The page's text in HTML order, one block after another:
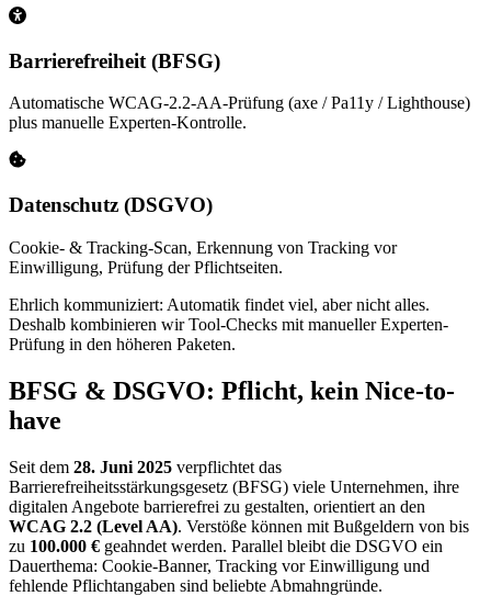
Barrierefreiheit (BFSG)
Automatische WCAG-2.2-AA-Prüfung (axe / Pa11y / Lighthouse)
plus manuelle Experten-Kontrolle.
Datenschutz (DSGVO)
Cookie- & Tracking-Scan, Erkennung von Tracking vor
Einwilligung, Prüfung der Pflichtseiten.
Ehrlich kommuniziert: Automatik findet viel, aber nicht alles.
Deshalb kombinieren wir Tool-Checks mit manueller Experten-
Prüfung in den höheren Paketen.
BFSG & DSGVO: Pflicht, kein Nice-to-
have
Seit dem 28. Juni 2025 verpflichtet das
Barrierefreiheitsstärkungsgesetz (BFSG) viele Unternehmen, ihre
digitalen Angebote barrierefrei zu gestalten, orientiert an den
WCAG 2.2 (Level AA). Verstöße können mit Bußgeldern von bis
zu 100.000 € geahndet werden. Parallel bleibt die DSGVO ein
Dauerthema: Cookie-Banner, Tracking vor Einwilligung und
fehlende Pflichtangaben sind beliebte Abmahngründe.